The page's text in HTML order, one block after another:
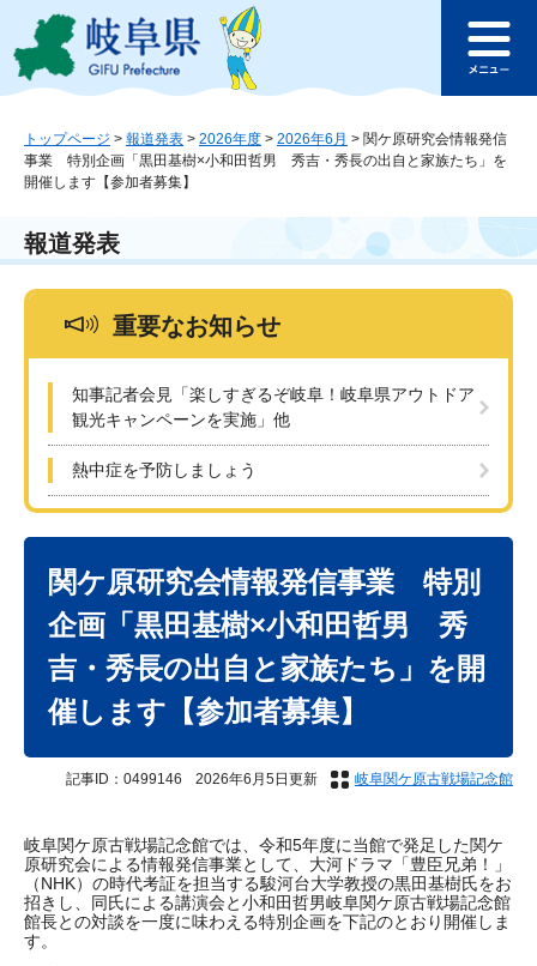
ジ
ュ
文
このページの本文へ
ュ
トップページ > 報道発表 > 2026年度 > 2026年6月 > 関ケ原研究会情報発信
事業 特別企画「黒田基樹×小和田哲男 秀吉・秀長の出自と家族たち」を
開催します【参加者募集】
報道発表
重要なお知らせ
知事記者会見「楽しすぎるぞ岐阜！岐阜県アウトドア
観光キャンペーンを実施」他
熱中症を予防しましょう
関ケ原研究会情報発信事業 特別
企画「黒田基樹×小和田哲男 秀
吉・秀長の出自と家族たち」を開
催します【参加者募集】
記事ID：0499146 2026年6月5日更新 岐阜関ケ原古戦場記念館
岐阜関ケ原古戦場記念館では、令和5年度に当館で発足した関ケ
原研究会による情報発信事業として、大河ドラマ「豊臣兄弟！」
（NHK）の時代考証を担当する駿河台大学教授の黒田基樹氏をお
招きし、同氏による講演会と小和田哲男岐阜関ケ原古戦場記念館
館長との対談を一度に味わえる特別企画を下記のとおり開催しま
す。